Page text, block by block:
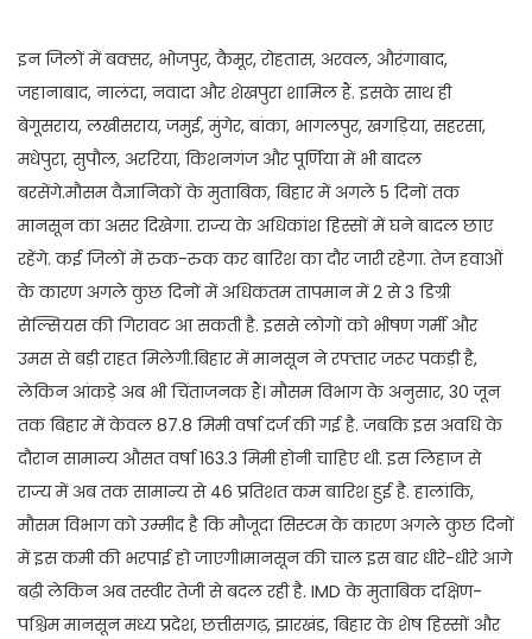
इन जिलों में बक्सर, भोजपुर, कैमूर, रोहतास, अरवल, औरंगाबाद,
जहानाबाद, नालंदा, नवादा और शेखपुरा शामिल हैं. इसके साथ ही
बेगूसराय, लखीसराय, जमुई, मुंगेर, बांका, भागलपुर, खगड़िया, सहरसा,
मधेपुरा, सुपौल, अररिया, किशनगंज और पूर्णिया में भी बादल
बरसेंगे.मौसम वैज्ञानिकों के मुताबिक, बिहार में अगले 5 दिनों तक
मानसून का असर दिखेगा. राज्य के अधिकांश हिस्सों में घने बादल छाए
रहेंगे. कई जिलों में रुक-रुक कर बारिश का दौर जारी रहेगा. तेज हवाओं
के कारण अगले कुछ दिनों में अधिकतम तापमान में 2 से 3 डिग्री
सेल्सियस की गिरावट आ सकती है. इससे लोगों को भीषण गर्मी और
उमस से बड़ी राहत मिलेगी.बिहार में मानसून ने रफ्तार जरूर पकड़ी है,
लेकिन आंकड़े अब भी चिंताजनक हैं। मौसम विभाग के अनुसार, 30 जून
तक बिहार में केवल 87.8 मिमी वर्षा दर्ज की गई है. जबकि इस अवधि के
दौरान सामान्य औसत वर्षा 163.3 मिमी होनी चाहिए थी. इस लिहाज से
राज्य में अब तक सामान्य से 46 प्रतिशत कम बारिश हुई है. हालांकि,
मौसम विभाग को उम्मीद है कि मौजूदा सिस्टम के कारण अगले कुछ दिनों
में इस कमी की भरपाई हो जाएगी।मानसून की चाल इस बार धीरे-धीरे आगे
बढ़ी लेकिन अब तस्वीर तेजी से बदल रही है. IMD के मुताबिक दक्षिण-
पश्चिम मानसून मध्य प्रदेश, छत्तीसगढ़, झारखंड, बिहार के शेष हिस्सों और